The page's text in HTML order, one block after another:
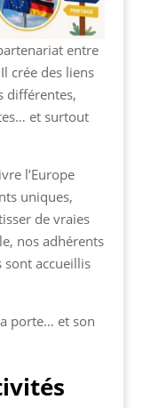
entre
crée des liens
différentes,
et surtout
l’Europe
uniques,
de vraies
nos adhérents
sont accueillis
porte… et son